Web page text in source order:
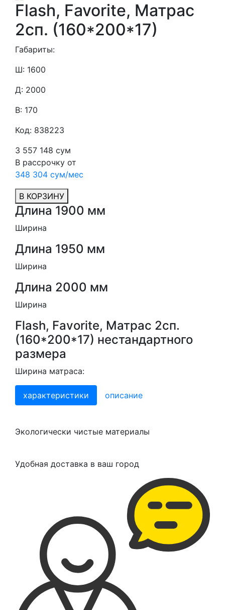
Flash, Favorite, Матрас
2сп. (160*200*17)
Габариты:
Ш: 1600
Д: 2000
В: 170
Код: 838223
3 557 148 сум
В рассрочку от
348 304 сум/мес
В КОРЗИНУ
Длина 1900 мм
Ширина
Длина 1950 мм
Ширина
Длина 2000 мм
Ширина
Flash, Favorite, Матрас 2сп.
(160*200*17) нестандартного
размера
Ширина матраса:
характеристики описание
Экологически чистые материалы
Удобная доставка в ваш город